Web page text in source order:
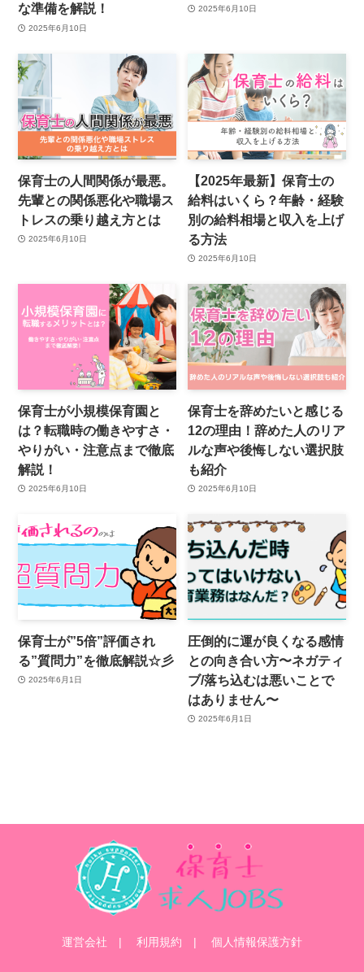
な準備を解説！
2025年6月10日
2025年6月10日
保育士の人間関係が最悪。
先輩との関係悪化や職場ス
トレスの乗り越え方とは
2025年6月10日
【2025年最新】保育士の
給料はいくら？年齢・経験
別の給料相場と収入を上げ
る方法
2025年6月10日
保育士が小規模保育園と
は？転職時の働きやすさ・
やりがい・注意点まで徹底
解説！
2025年6月10日
保育士を辞めたいと感じる
12の理由！辞めた人のリア
ルな声や後悔しない選択肢
も紹介
2025年6月10日
保育士が”5倍”評価され
る”質問力”を徹底解説☆彡
2025年6月1日
圧倒的に運が良くなる感情
との向き合い方〜ネガティ
ブ/落ち込むは悪いことで
はありません〜
2025年6月1日
運営会社 利用規約 個人情報保護方針